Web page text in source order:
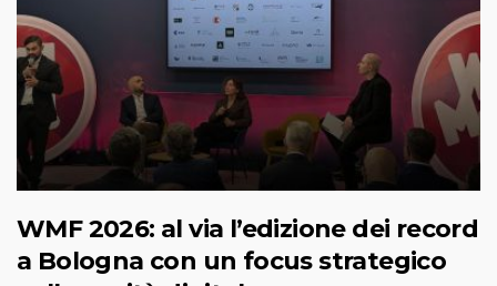
WMF 2026: al via l’edizione dei record
a Bologna con un focus strategico